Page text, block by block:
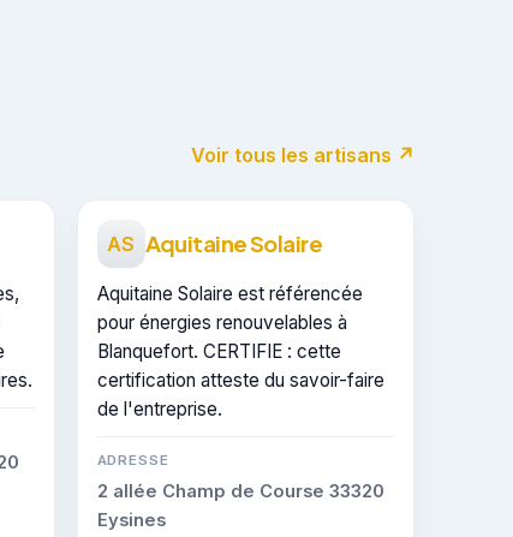
Voir tous les artisans ↗
AS Aquitaine Solaire
Aquitaine Solaire est référencée
pour énergies renouvelables à
Blanquefort. CERTIFIE : cette
certification atteste du savoir-faire
de l'entreprise.
ADRESSE
2 allée Champ de Course 33320
Eysines